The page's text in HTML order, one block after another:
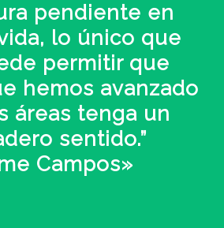
pendiente en
lo único que
permitir que
hemos avanzado
áreas tenga un
sentido.”
Campos»